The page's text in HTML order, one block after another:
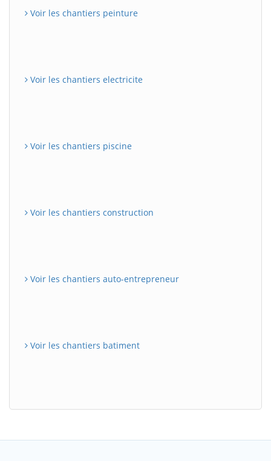
Voir les chantiers peinture
Voir les chantiers electricite
Voir les chantiers piscine
Voir les chantiers construction
Voir les chantiers auto-entrepreneur
Voir les chantiers batiment